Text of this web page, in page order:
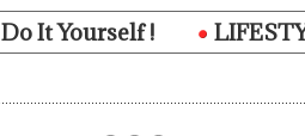
Do It Yourself !